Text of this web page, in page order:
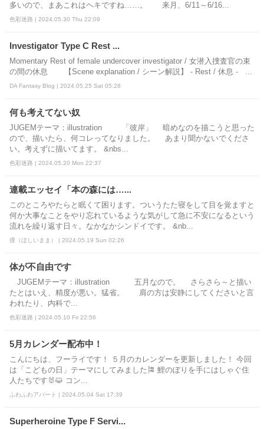
多いので、まあこれはヘキですね……。 来月、6/11～6/16...
色彩迷路 | 2024.05.30 Thu 22:09
Investigator Type C Rest ...
Momentary Rest of female undercover investigator / 女潜入捜査官の束
の間の休息 【Scene explanation / シーン解説】 - Rest / 休息 - ...
DA Fantasy Blog | 2024.05.25 Sat 05:28
何も考えてない奴
JUGEMテーマ：illustration 「彼岸」 暗めなのを描こうと思った
ので、描いたら、何コレってなりました。 あまり聞かないでくださ
い。考えずに描いてます。 &nbs...
色彩迷路 | 2024.05.20 Mon 22:37
連載エッセイ「本の森には…...
このところやたらと眠くて困ります。ついうたた寝をして目を覚ますと
何か大事なことをやり忘れているような気がして急に不安になるという
流れを繰り返す日々。なかなかシンドイです。 &nb...
擅（ほしいまま） | 2024.05.19 Sun 02:26
体が不自由です
JUGEMテーマ：illustration 五月なので。 さらさら～と描い
たとはいえ、精度が悪い。猛省。 肩の方は安静にしてくださいと言
われたり、内科で...
色彩迷路 | 2024.05.10 Fri 22:56
5月カレンダー配布中！
こんにちは、フーライです！ ５月のカレンダーを更新しました！ 今回
は「こどもの日」テーマにしてみました🎏 鯉のぼりを手にはしゃぐ住
人たちです🐰😺 コン...
ふわふわアパート | 2024.05.04 Sat 17:39
Superheroine Type F Servi...